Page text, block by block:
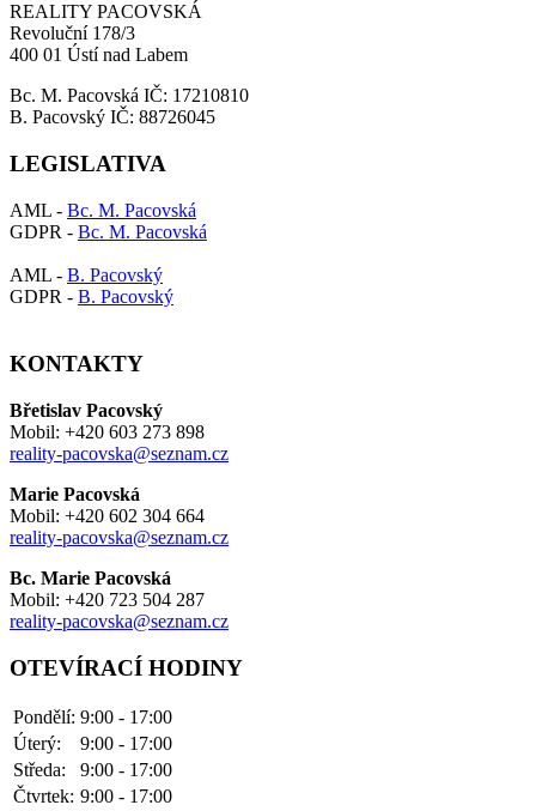
REALITY PACOVSKÁ
Revoluční 178/3
400 01 Ústí nad Labem
Bc. M. Pacovská IČ: 17210810
B. Pacovský IČ: 88726045
LEGISLATIVA
AML - Bc. M. Pacovská
GDPR - Bc. M. Pacovská
AML - B. Pacovský
GDPR - B. Pacovský
KONTAKTY
Břetislav Pacovský
Mobil: +420 603 273 898
reality-pacovska@seznam.cz
Marie Pacovská
Mobil: +420 602 304 664
reality-pacovska@seznam.cz
Bc. Marie Pacovská
Mobil: +420 723 504 287
reality-pacovska@seznam.cz
OTEVÍRACÍ HODINY
Pondělí: 9:00 - 17:00
Úterý:
9:00 - 17:00
Středa:
9:00 - 17:00
Čtvrtek: 9:00 - 17:00